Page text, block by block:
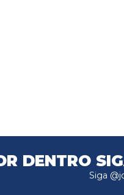
DENTRO
Siga